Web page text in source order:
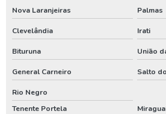
Manutenção de bomba submersa
Manutenção de poço artesiano
Manutenção de poço artesiano preço
Manutenção de poços tubulares
Manutenção de poços tubulares profundos
Nova Laranjeiras Palmas
Clevelândia Irati
Bituruna União
General Carneiro Salto
Rio Negro
Tenente Portela